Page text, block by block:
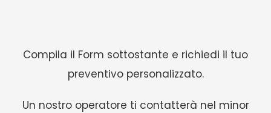
Compila il Form sottostante e richiedi il tuo
preventivo personalizzato.
Un nostro operatore ti contatterà nel minor